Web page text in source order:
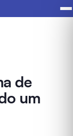
de
um